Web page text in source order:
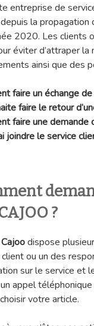
entreprise de
la
2020. Les clients
éviter d’attraper la
ainsi que des
faire un échange
faire le retour
faire une
joindre le service
?
Cajoodispose
ou un des
sur le service et
appel
votre article.